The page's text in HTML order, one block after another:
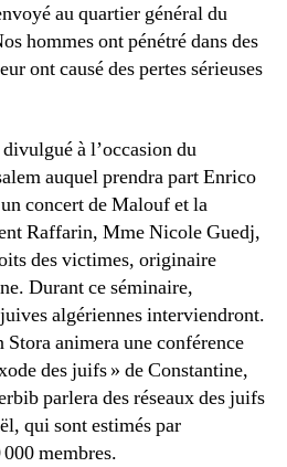
au quartier général du
hommes ont pénétré dans des
ont causé des pertes sérieuses
à l’occasion du
auquel prendra part Enrico
concert de Malouf et la
Raffarin, Mme Nicole Guedj,
des victimes, originaire
Durant ce séminaire,
algériennes interviendront.
animera une conférence
des juifs » de Constantine,
parlera des réseaux des juifs
qui sont estimés par
membres.